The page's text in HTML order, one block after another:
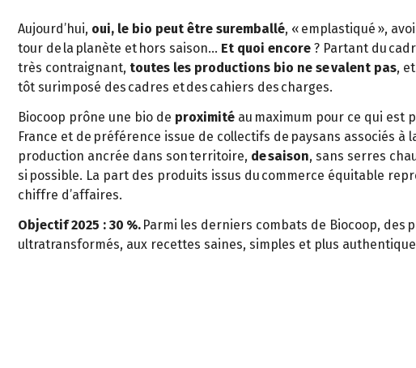
Aujourd’hui, oui, le bio peut être suremballé, « emplastiqué »,
tour de la planète et hors saison… Et quoi encore ? Partant du
très contraignant, toutes les productions bio ne se valent pas,
tôt surimposé des cadres et des cahiers des charges.
Biocoop prône une bio de proximité au maximum pour ce qui est
France et de préférence issue de collectifs de paysans associés à
production ancrée dans son territoire, de saison, sans serres
si possible. La part des produits issus du commerce équitable
chiffre d’affaires.
Objectif 2025 : 30 %. Parmi les derniers combats de Biocoop, des
ultratransformés, aux recettes saines, simples et plus